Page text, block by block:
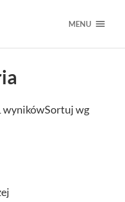
MENU
wynikówSortuj wg